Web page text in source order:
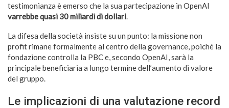
testimonianza è emerso che la sua partecipazione in OpenAI
varrebbe quasi 30 miliardi di dollari
La difesa della società insiste su un punto: la missione non
profit rimane formalmente al centro della governance, poiché la
fondazione controlla la PBC e, secondo OpenAI, sarà la
principale beneficiaria a lungo termine dell’aumento di valore
del gruppo.
Le implicazioni di una valutazione record